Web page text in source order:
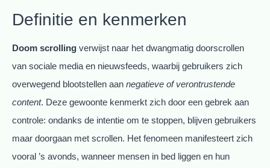
Definitie en kenmerken
Doom scrolling verwijst naar het dwangmatig doorscrollen
van sociale media en nieuwsfeeds, waarbij gebruikers zich
overwegend blootstellen aan negatieve of verontrustende
content. Deze gewoonte kenmerkt zich door een gebrek aan
controle: ondanks de intentie om te stoppen, blijven gebruikers
maar doorgaan met scrollen. Het fenomeen manifesteert zich
vooral ’s avonds, wanneer mensen in bed liggen en hun